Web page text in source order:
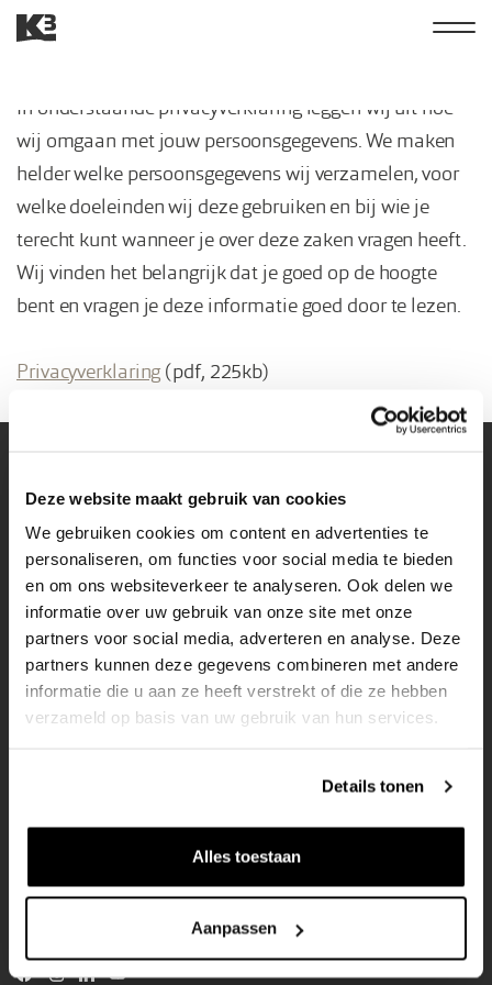
Deze website maakt gebruik van cookies
We gebruiken cookies om content en advertenties te
personaliseren, om functies voor social media te bieden
en om ons websiteverkeer te analyseren. Ook delen we
informatie over uw gebruik van onze site met onze
partners voor social media, adverteren en analyse. Deze
partners kunnen deze gegevens combineren met andere
informatie die u aan ze heeft verstrekt of die ze hebben
verzameld op basis van uw gebruik van hun services.
Details tonen
Alles toestaan
Aanpassen
Overslaan
en
de
inhoud
gaan
Privacyverklaring
In onderstaande privacyverklaring leggen wij uit hoe
wij omgaan met jouw persoonsgegevens. We maken
helder welke persoonsgegevens wij verzamelen, voor
welke doeleinden wij deze gebruiken en bij wie je
terecht kunt wanneer je over deze zaken vragen heeft.
Wij vinden het belangrijk dat je goed op de hoogte
bent en vragen je deze informatie goed door te lezen.
Privacyverklaring(pdf, 225kb)
Overig
Over ons
Projecten
Nieuws
Werken bij K3
Footer
K3
K3 voor morgen
Vragen en klachten